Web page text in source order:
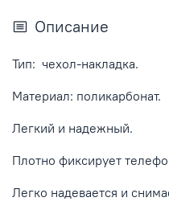
Описание
Тип: чехол-накладка.
Материал: поликарбонат.
Легкий и надежный.
Плотно фиксирует
Легко надевается и